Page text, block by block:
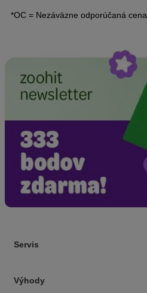
chovateľa.
*OC = Nezáväzne odporúčaná cena
Servis
Výhody